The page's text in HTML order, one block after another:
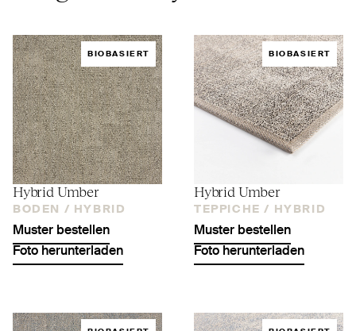
BIOBASIERT
Hybrid Umber
BODEN / HYBRID
Muster bestellen
Foto herunterladen
BIOBASIERT
Hybrid Umber
TEPPICHE / HYBRID
Muster bestellen
Foto herunterladen